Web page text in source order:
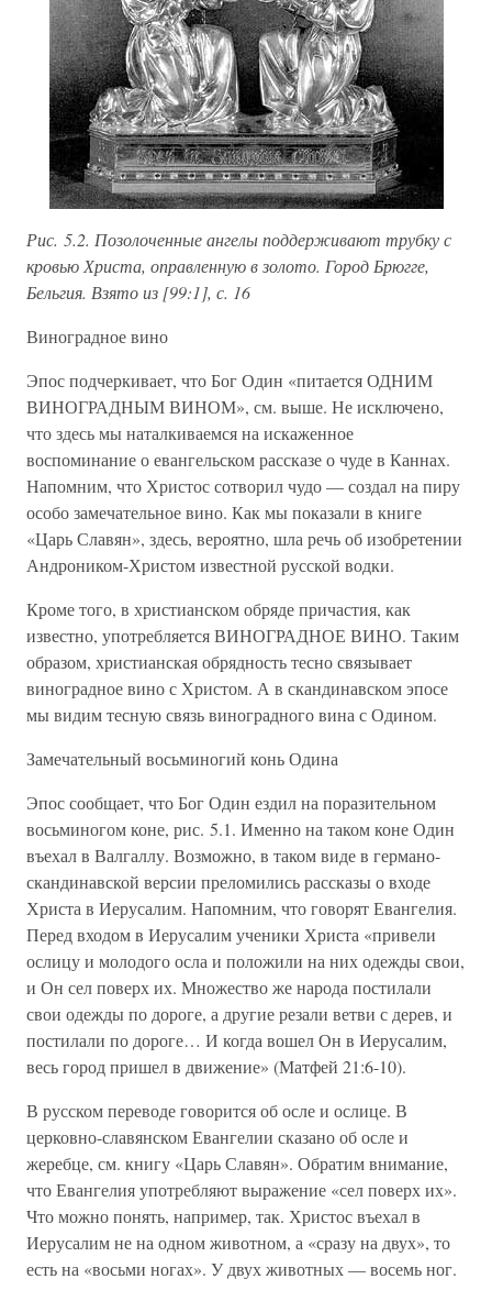
Рис. 5.2. Позолоченные ангелы поддерживают трубку с
кровью Христа, оправленную в золото. Город Брюгге,
Бельгия. Взято из [99:1], с. 16
Виноградное вино
Эпос подчеркивает, что Бог Один «питается ОДНИМ
ВИНОГРАДНЫМ ВИНОМ», см. выше. Не исключено,
что здесь мы наталкиваемся на искаженное
воспоминание о евангельском рассказе о чуде в Каннах.
Напомним, что Христос сотворил чудо — создал на пиру
особо замечательное вино. Как мы показали в книге
«Царь Славян», здесь, вероятно, шла речь об изобретении
Андроником-Христом известной русской водки.
Кроме того, в христианском обряде причастия, как
известно, употребляется ВИНОГРАДНОЕ ВИНО. Таким
образом, христианская обрядность тесно связывает
виноградное вино с Христом. А в скандинавском эпосе
мы видим тесную связь виноградного вина с Одином.
Замечательный восьминогий конь Одина
Эпос сообщает, что Бог Один ездил на поразительном
восьминогом коне, рис. 5.1. Именно на таком коне Один
въехал в Валгаллу. Возможно, в таком виде в германо-
скандинавской версии преломились рассказы о входе
Христа в Иерусалим. Напомним, что говорят Евангелия.
Перед входом в Иерусалим ученики Христа «привели
ослицу и молодого осла и положили на них одежды свои,
и Он сел поверх их. Множество же народа постилали
свои одежды по дороге, а другие резали ветви с дерев, и
постилали по дороге… И когда вошел Он в Иерусалим,
весь город пришел в движение» (Матфей 21:6-10).
В русском переводе говорится об осле и ослице. В
церковно-славянском Евангелии сказано об осле и
жеребце, см. книгу «Царь Славян». Обратим внимание,
что Евангелия употребляют выражение «сел поверх их».
Что можно понять, например, так. Христос въехал в
Иерусалим не на одном животном, а «сразу на двух», то
есть на «восьми ногах». У двух животных — восемь ног.